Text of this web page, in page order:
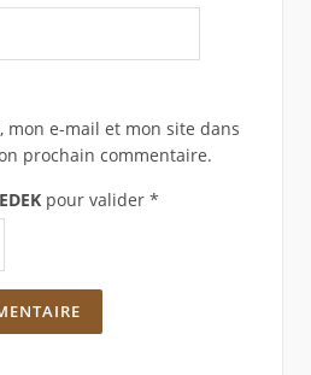
mon e-mail et mon site dans
prochain commentaire.
pour valider *